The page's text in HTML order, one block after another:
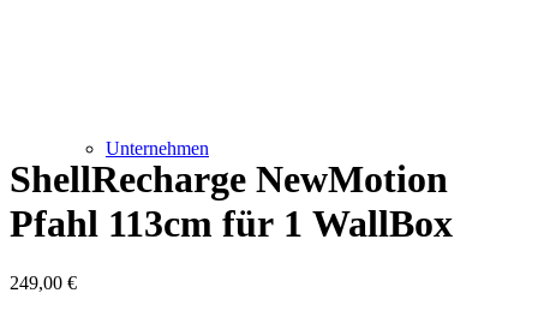
Unternehmen
ShellRecharge NewMotion
Pfahl 113cm für 1 WallBox
249,00 €